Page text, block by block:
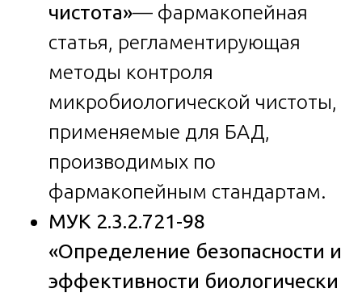
чистота»— фармакопейная
статья, регламентирующая
методы контроля
микробиологической чистоты,
применяемые для БАД,
производимых по
фармакопейным стандартам.
МУК 2.3.2.721-98
«Определение безопасности и
эффективности биологически